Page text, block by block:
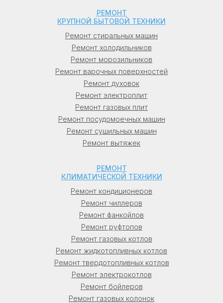
(Казань), в Нижнем Новгороде (Нижний
Красноярске (Красноярск), в Самаре
(Самара), в Уфе (Уфа), в Ростове-на-Дону
(Ростов-на-Дону), в Омске (Омск), в
Краснодаре (Краснодар), в Воронеже
(Воронеж), в Перми (Пермь), в Волгограде
(Волгоград), в Саратове (Саратов), в
Тюмени (Тюмень), в Тольятти, в Барнауле
(Барнаул), в Ижевске (Ижевск), в
Махачкале (Махачкала), в Хабаровске
(Хабаровск), в Ульяновске (Ульяновск), в
(Владивосток).
Украина: в Киеве (Киев), в Харькове
(Харьков), в Одессе (Одесса), в Днепре
(Днепр), во Львове (Львов), в Кривом Роге
Беларусь: в Минске (Минск), в Гомеле
(Гомель), в Витебске (Витебск), в
Могилеве (Могилев), в Гродно, в Бресте
РЕМОНТ
КРУПНОЙ БЫТОВОЙ ТЕХНИКИ
Ремонт стиральных машин
Ремонт холодильников
Ремонт морозильников
Ремонт варочных поверхностей
Ремонт духовок
Ремонт электроплит
Ремонт газовых плит
Ремонт посудомоечных машин
Ремонт сушильных машин
Ремонт вытяжек
РЕМОНТ
КЛИМАТИЧЕСКОЙ ТЕХНИКИ
Ремонт кондиционеров
Ремонт чиллеров
Ремонт фанкойлов
Ремонт руфтопов
Ремонт газовых котлов
Ремонт жидкотопливных котлов
Ремонт твердотопливных котлов
Ремонт электрокотлов
Ремонт бойлеров
Ремонт газовых колонок